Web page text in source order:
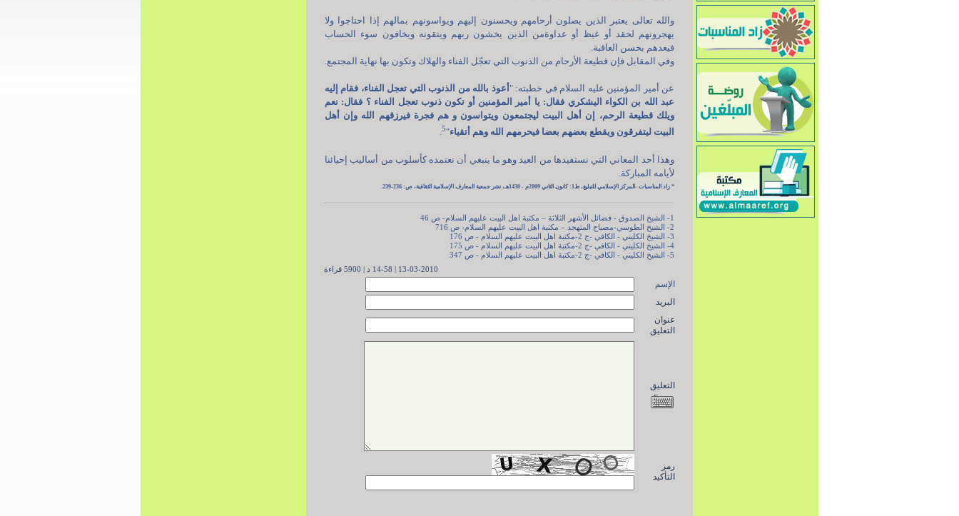
والله تعالى يعتبر الذين يصلون أرحامهم ويحسنون إليهم ويواسونهم بمالهم إذا احتاجوا ولا
يهجرونهم لحقد أو غيظ أو عداوةمن الذين يخشون ربهم ويتقونه ويخافون سوء الحساب
فيعدهم بحسن العاقبة.
وفي المقابل فإن قطيعة الأرحام من الذنوب التي تعجّل الفناء والهلاك وتكون بها نهاية المجتمع.
عن أمير المؤمنين عليه السلام في خطبته: " أعوذ بالله من الذنوب التي تعجل الفناء، فقام إليه
عبد الله بن الكواء اليشكري فقال: يا أمير المؤمنين أو تكون ذنوب تعجل الفناء ؟ فقال: نعم
ويلك قطيعة الرحم، إن أهل البيت ليجتمعون ويتواسون و هم فجرة فيرزقهم الله وإن أهل
البيت ليتفرقون ويقطع بعضهم بعضا فيحرمهم الله وهم أتقياء"
5
.
وهذا أحد المعاني التي نستفيدها من العيد وهو ما ينبغي أن نعتمده كأسلوب من أساليب إحيائنا
لأيامه المباركة.
* زاد المناسبات -المركز الإسلامي للتبليغ، ط1: كانون الثاني 2009م - 1430هـ، نشر جمعية المعارف الإسلامية الثقافية، ص: 236-239.
1- الشيخ الصدوق - فضائل الأشهر الثلاثة – مكتبة اهل البيت عليهم السلام- ص 46
2- الشيخ الطوسي-مصباح المتهجد – مكتبة اهل البيت عليهم السلام- ص 716
3- الشيخ الكليني - الكافي -ج 2-مكتبة اهل البيت عليهم السلام - ص 176
4- الشيخ الكليني - الكافي -ج 2-مكتبة اهل البيت عليهم السلام - ص 175
5- الشيخ الكليني - الكافي -ج 2-مكتبة اهل البيت عليهم السلام - ص 347
13-03-2010 | 14-58 د | 5900 قراءة
الإسم
البريد
عنوان
التعليق
التعليق
رمز
التأكيد